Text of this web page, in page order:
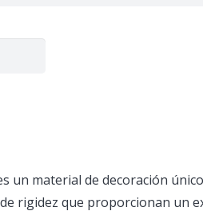
un material de decoración
rigidez que proporcionan un